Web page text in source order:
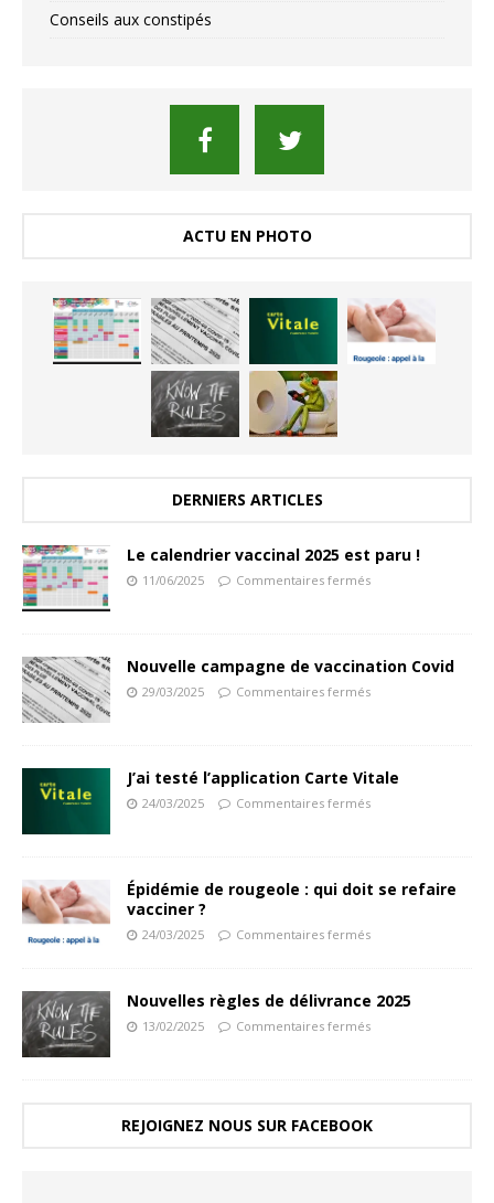
Conseils aux constipés
ACTU EN PHOTO
DERNIERS ARTICLES
Le calendrier vaccinal 2025 est paru !
11/06/2025 Commentaires fermés
Nouvelle campagne de vaccination Covid
29/03/2025 Commentaires fermés
J’ai testé l’application Carte Vitale
24/03/2025 Commentaires fermés
Épidémie de rougeole : qui doit se refaire
vacciner ?
24/03/2025 Commentaires fermés
Nouvelles règles de délivrance 2025
13/02/2025 Commentaires fermés
REJOIGNEZ NOUS SUR FACEBOOK